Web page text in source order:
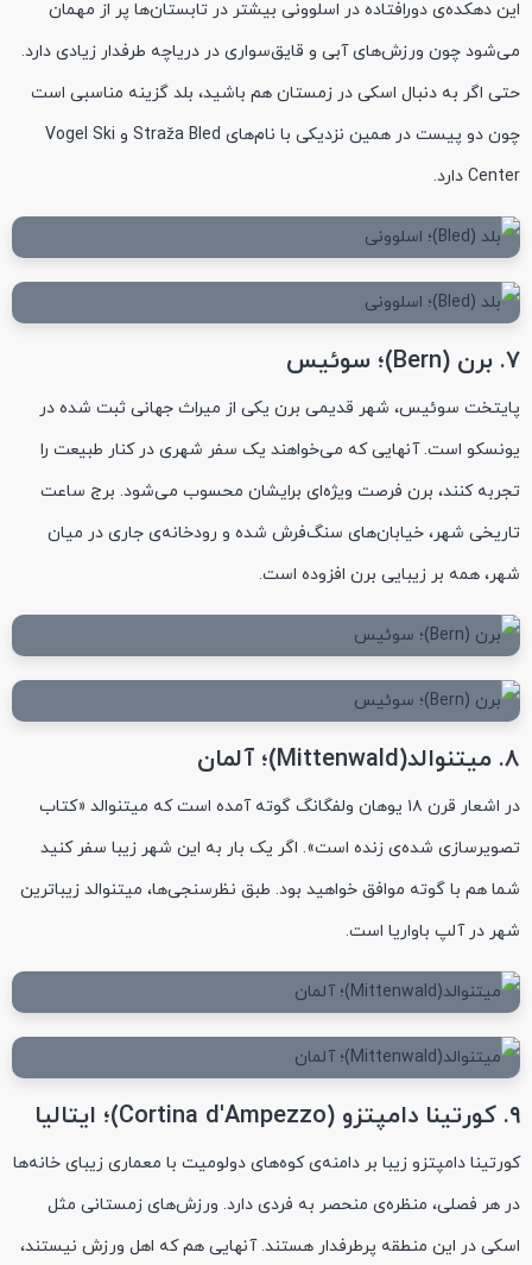
این دهکده‌ی دورافتاده در اسلوونی بیشتر در تابستان‌ها پر از مهمان
می‌شود چون ورزش‌های آبی و قایق‌سواری در دریاچه طرفدار زیادی دارد.
حتی اگر به دنبال اسکی در زمستان هم باشید، بلد گزینه مناسبی است
چون دو پیست در همین نزدیکی با نام‌های Straža Bled و Vogel Ski
Center دارد.
۷. برن (Bern)؛ سوئیس
پایتخت سوئیس، شهر قدیمی‌ برن یکی از میراث جهانی ثبت شده در
یونسکو است. آنهایی که می‌خواهند یک سفر شهری در کنار طبیعت را
تجربه کنند، برن فرصت ویژه‌ای برایشان محسوب می‌شود. برج ساعت
تاریخی شهر، خیابان‌های سنگ‌فرش شده و رود‌خانه‌ی جاری در میان
شهر، همه بر زیبایی برن افزوده است.
۸. میتنوالد(Mittenwald)؛ آلمان
در اشعار قرن ۱۸ یوهان ولفگانگ گوته آمده است که میتنوالد «کتاب
تصویرسازی شده‌ی زنده است». اگر یک بار به این شهر زیبا سفر کنید
شما هم با گوته موافق خواهید بود. طبق نظرسنجی‌ها، میتنوالد زیباترین
شهر در آلپ باواریا است.
۹. کورتینا دامپتزو (Cortina d'Ampezzo)؛ ایتالیا
کورتینا دامپتزو زیبا بر دامنه‌ی کوه‌های دولومیت با معماری زیبای خانه‌ها
در هر فصلی، منظره‌ی منحصر به فردی دارد. ورزش‌های زمستانی مثل
اسکی در این منطقه پرطرفدار هستند. آنهایی هم که اهل ورزش نیستند،